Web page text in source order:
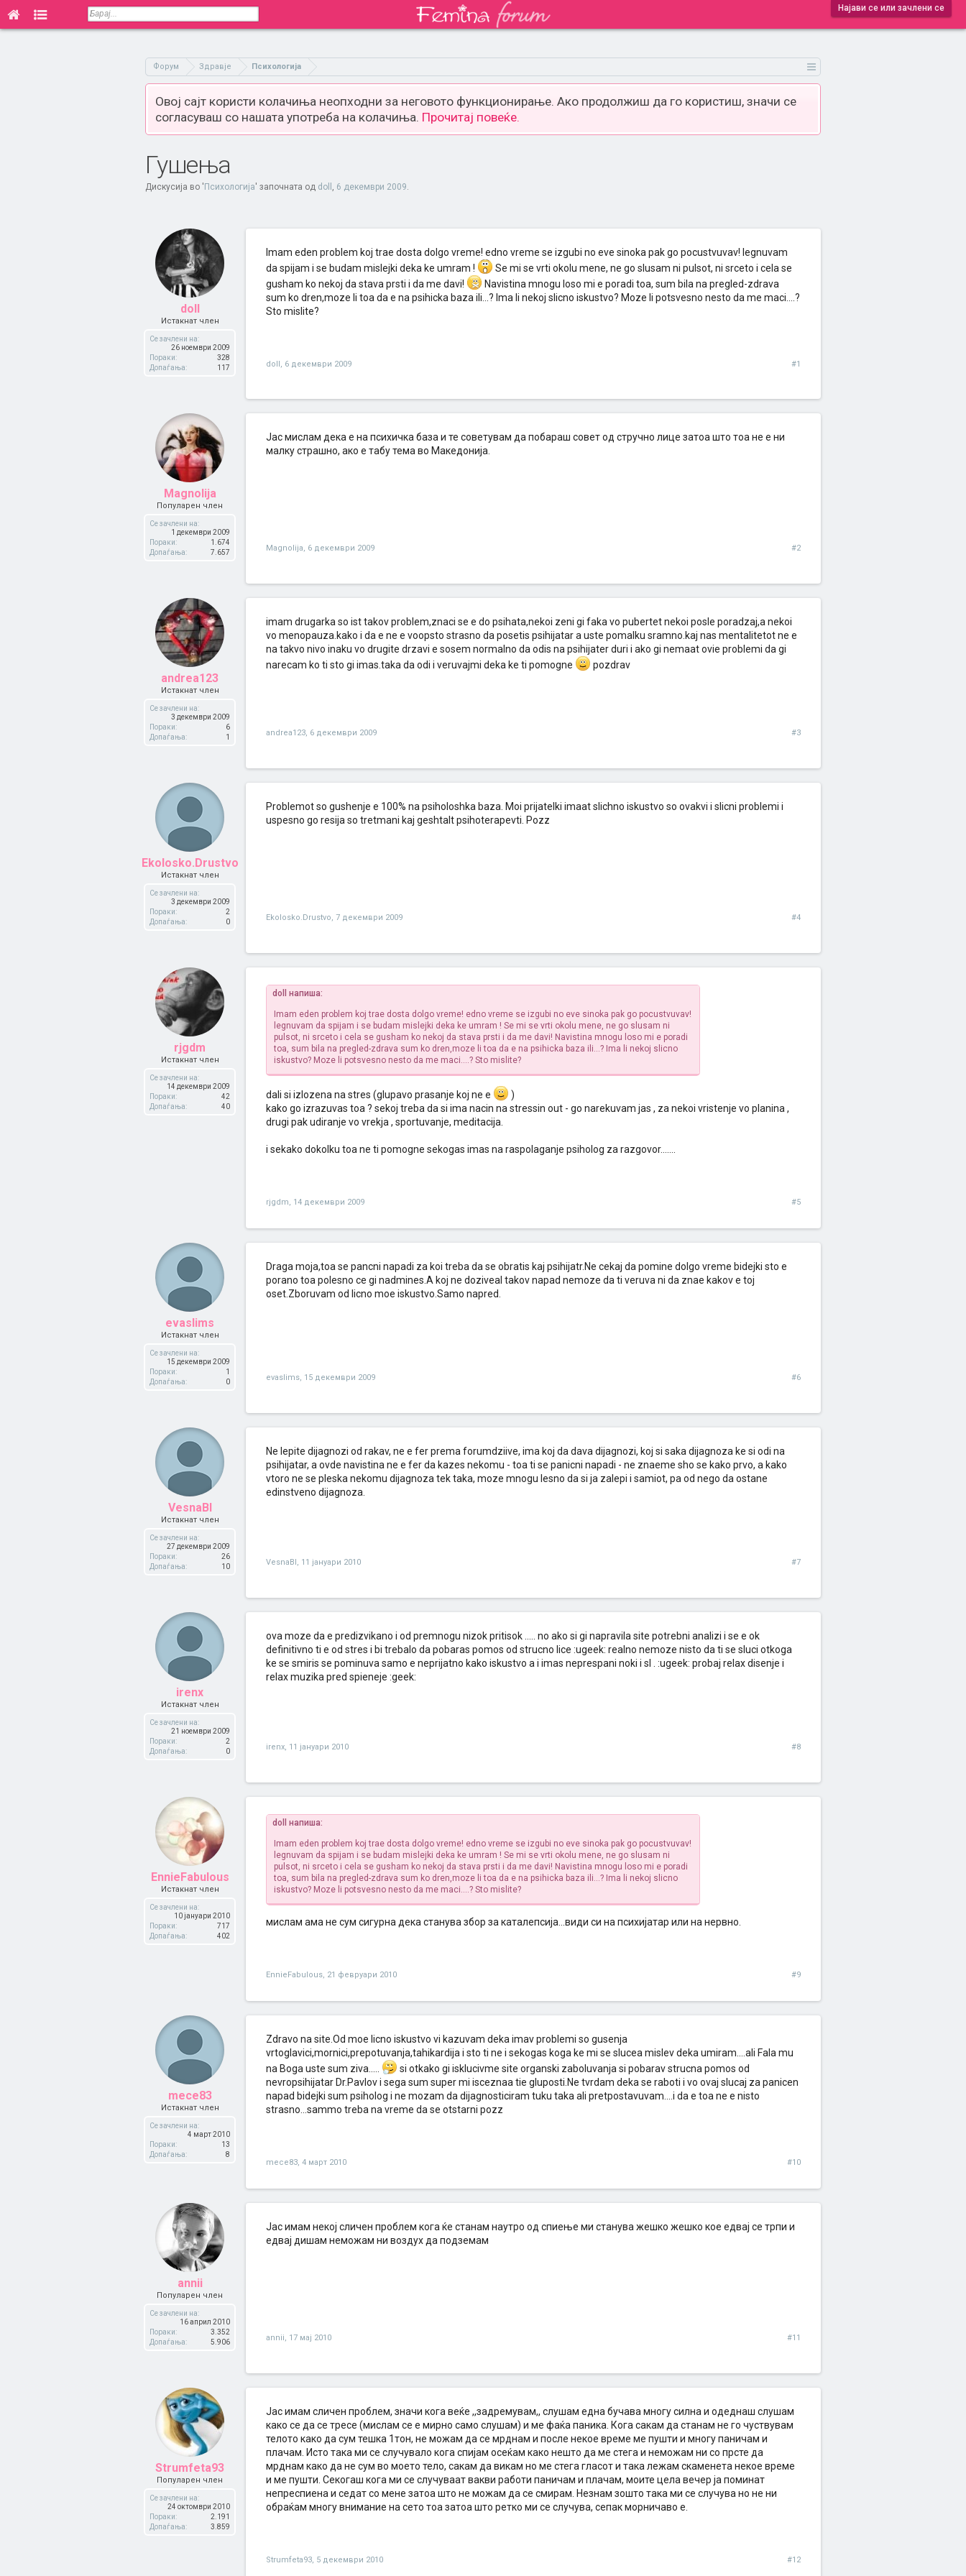
Најави се или зачлени се
Форум Здравје Психологија
Овој сајт користи колачиња неопходни за неговото функционирање. Ако продолжиш да го користиш, значи се
согласуваш со нашата употреба на колачиња. Прочитај повеќе.
Гушења
Дискусија во ' Психологија' започната од doll , 6 декември 2009.
doll
Истакнат член
Се зачлени на:
26 ноември 2009
Пораки:
328
Допаѓања:
117
Imam eden problem koj trae dosta dolgo vreme! edno vreme se izgubi no eve sinoka pak go pocustvuvav! legnuvam
da spijam i se budam mislejki deka ke umram !
Se mi se vrti okolu mene, ne go slusam ni pulsot, ni srceto i cela se
gusham ko nekoj da stava prsti i da me davi!
Navistina mnogu loso mi e poradi toa, sum bila na pregled-zdrava
sum ko dren,moze li toa da e na psihicka baza ili...? Ima li nekoj slicno iskustvo? Moze li potsvesno nesto da me maci....?
Sto mislite?
doll, 6 декември 2009 #1
Magnolija
Популарен член
Се зачлени на:
1 декември 2009
Пораки:
1.674
Допаѓања:
7.657
Јас мислам дека е на психичка база и те советувам да побараш совет од стручно лице затоа што тоа не е ни
малку страшно, ако е табу тема во Македонија.
Magnolija, 6 декември 2009 #2
andrea123
Истакнат член
Се зачлени на:
3 декември 2009
Пораки:
6
Допаѓања:
1
imam drugarka so ist takov problem,znaci se e do psihata,nekoi zeni gi faka vo pubertet nekoi posle poradzaj,a nekoi
vo menopauza.kako i da e ne e voopsto strasno da posetis psihijatar a uste pomalku sramno.kaj nas mentalitetot ne e
na takvo nivo inaku vo drugite drzavi e sosem normalno da odis na psihijater duri i ako gi nemaat ovie problemi da gi
narecam ko ti sto gi imas.taka da odi i veruvajmi deka ke ti pomogne
pozdrav
andrea123, 6 декември 2009 #3
Ekolosko.Drustvo
Истакнат член
Се зачлени на:
3 декември 2009
Пораки:
2
Допаѓања:
0
Problemot so gushenje e 100% na psiholoshka baza. Moi prijatelki imaat slichno iskustvo so ovakvi i slicni problemi i
uspesno go resija so tretmani kaj geshtalt psihoterapevti. Pozz
Ekolosko.Drustvo, 7 декември 2009 #4
rjgdm
Истакнат член
Се зачлени на:
14 декември 2009
Пораки:
42
Допаѓања:
40
doll напиша:
Imam eden problem koj trae dosta dolgo vreme! edno vreme se izgubi no eve sinoka pak go pocustvuvav!
legnuvam da spijam i se budam mislejki deka ke umram ! Se mi se vrti okolu mene, ne go slusam ni
pulsot, ni srceto i cela se gusham ko nekoj da stava prsti i da me davi! Navistina mnogu loso mi e poradi
toa, sum bila na pregled-zdrava sum ko dren,moze li toa da e na psihicka baza ili...? Ima li nekoj slicno
iskustvo? Moze li potsvesno nesto da me maci....? Sto mislite?
dali si izlozena na stres (glupavo prasanje koj ne e
)
kako go izrazuvas toa ? sekoj treba da si ima nacin na stressin out - go narekuvam jas , za nekoi vristenje vo planina ,
drugi pak udiranje vo vrekja , sportuvanje, meditacija.
i sekako dokolku toa ne ti pomogne sekogas imas na raspolaganje psiholog za razgovor.......
rjgdm, 14 декември 2009 #5
evaslims
Истакнат член
Се зачлени на:
15 декември 2009
Пораки:
1
Допаѓања:
0
Draga moja,toa se pancni napadi za koi treba da se obratis kaj psihijatr.Ne cekaj da pomine dolgo vreme bidejki sto e
porano toa polesno ce gi nadmines.A koj ne doziveal takov napad nemoze da ti veruva ni da znae kakov e toj
oset.Zboruvam od licno moe iskustvo.Samo napred.
evaslims, 15 декември 2009 #6
VesnaBl
Истакнат член
Се зачлени на:
27 декември 2009
Пораки:
26
Допаѓања:
10
Ne lepite dijagnozi od rakav, ne e fer prema forumdziive, ima koj da dava dijagnozi, koj si saka dijagnoza ke si odi na
psihijatar, a ovde navistina ne e fer da kazes nekomu - toa ti se panicni napadi - ne znaeme sho se kako prvo, a kako
vtoro ne se pleska nekomu dijagnoza tek taka, moze mnogu lesno da si ja zalepi i samiot, pa od nego da ostane
edinstveno dijagnoza.
VesnaBl, 11 јануари 2010 #7
irenx
Истакнат член
Се зачлени на:
21 ноември 2009
Пораки:
2
Допаѓања:
0
ova moze da e predizvikano i od premnogu nizok pritisok ..... no ako si gi napravila site potrebni analizi i se e ok
definitivno ti e od stres i bi trebalo da pobaras pomos od strucno lice :ugeek: realno nemoze nisto da ti se sluci otkoga
ke se smiris se pominuva samo e neprijatno kako iskustvo a i imas neprespani noki i sl . :ugeek: probaj relax disenje i
relax muzika pred spieneje :geek:
irenx, 11 јануари 2010 #8
EnnieFabulous
Истакнат член
Се зачлени на:
10 јануари 2010
Пораки:
717
Допаѓања:
402
doll напиша:
Imam eden problem koj trae dosta dolgo vreme! edno vreme se izgubi no eve sinoka pak go pocustvuvav!
legnuvam da spijam i se budam mislejki deka ke umram ! Se mi se vrti okolu mene, ne go slusam ni
pulsot, ni srceto i cela se gusham ko nekoj da stava prsti i da me davi! Navistina mnogu loso mi e poradi
toa, sum bila na pregled-zdrava sum ko dren,moze li toa da e na psihicka baza ili...? Ima li nekoj slicno
iskustvo? Moze li potsvesno nesto da me maci....? Sto mislite?
мислам ама не сум сигурна дека станува збор за каталепсија...види си на психијатар или на нервно.
EnnieFabulous, 21 февруари 2010 #9
mece83
Истакнат член
Се зачлени на:
4 март 2010
Пораки:
13
Допаѓања:
8
Zdravo na site.Od moe licno iskustvo vi kazuvam deka imav problemi so gusenja
vrtoglavici,mornici,prepotuvanja,tahikardija i sto ti ne i sekogas koga ke mi se slucea mislev deka umiram....ali Fala mu
na Boga uste sum ziva.....
si otkako gi isklucivme site organski zaboluvanja si pobarav strucna pomos od
nevropsihijatar Dr.Pavlov i sega sum super mi isceznaa tie gluposti.Ne tvrdam deka se raboti i vo ovaj slucaj za panicen
napad bidejki sum psiholog i ne mozam da dijagnosticiram tuku taka ali pretpostavuvam....i da e toa ne e nisto
strasno...sammo treba na vreme da se otstarni pozz
mece83, 4 март 2010 #10
annii
Популарен член
Се зачлени на:
16 април 2010
Пораки:
3.352
Допаѓања:
5.906
Јас имам некој сличен проблем кога ќе станам наутро од спиење ми станува жешко жешко кое едвај се трпи и
едвај дишам неможам ни воздух да подземам
annii, 17 мај 2010 #11
Strumfeta93
Популарен член
Се зачлени на:
24 октомври 2010
Пораки:
2.191
Допаѓања:
3.859
Јас имам сличен проблем, значи кога веќе ,,задремувам,, слушам една бучава многу силна и одеднаш слушам
како се да се тресе (мислам се е мирно само слушам) и ме фаќа паника. Кога сакам да станам не го чуствувам
телото како да сум тешка 1тон, не можам да се мрднам и после некое време ме пушти и многу паничам и
плачам. Исто така ми се случувало кога спијам осеќам како нешто да ме стега и неможам ни со прсте да
мрднам како да не сум во моето тело, сакам да викам но ме стега гласот и така лежам скаменета некое време
и ме пушти. Секогаш кога ми се случуваат вакви работи паничам и плачам, моите цела вечер ја поминат
непреспиена и седат со мене затоа што не можам да се смирам. Незнам зошто така ми се случува но не ни
обраќам многу внимание на сето тоа затоа што ретко ми се случува, сепак морничаво е.
Strumfeta93, 5 декември 2010 #12